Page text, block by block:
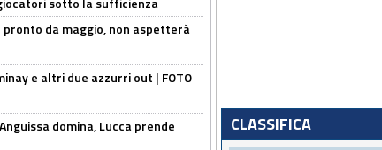
da maggio, non aspetterà
e altri due azzurri out | FOTO
domina, Lucca prende
CLASSIFICA